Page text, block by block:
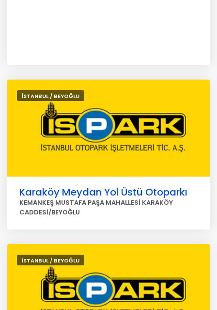
İSTANBUL / BEYOĞLU
Karaköy Meydan Yol Üstü Otoparkı
KEMANKEŞ MUSTAFA PAŞA MAHALLESİ KARAKÖY
CADDESİ/BEYOĞLU
İSTANBUL / BEYOĞLU